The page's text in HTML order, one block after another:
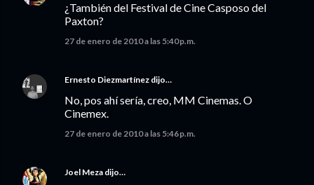
¿También del Festival de Cine Casposo del
Paxton?
27 de enero de 2010 a las 5:40 p.m.
Ernesto Diezmartínez dijo…
No, pos ahí sería, creo, MM Cinemas. O
Cinemex.
27 de enero de 2010 a las 5:46 p.m.
Joel Meza dijo…